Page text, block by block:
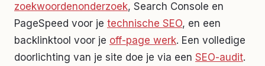
zoekwoordenonderzoek, Search Console en
PageSpeed voor je technische SEO, en een
backlinktool voor je off-page werk. Een volledige
doorlichting van je site doe je via een SEO-audit.